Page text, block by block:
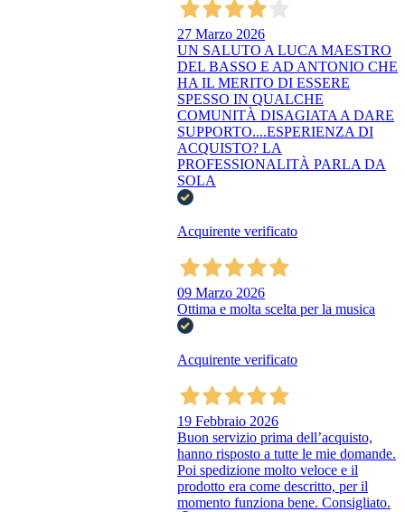
27 Marzo 2026
UN SALUTO A LUCA MAESTRO
DEL BASSO E AD ANTONIO CHE
HA IL MERITO DI ESSERE
SPESSO IN QUALCHE
COMUNITÀ DISAGIATA A DARE
SUPPORTO....ESPERIENZA DI
ACQUISTO? LA
PROFESSIONALITÀ PARLA DA
SOLA
Acquirente verificato
09 Marzo 2026
Ottima e molta scelta per la musica
Acquirente verificato
19 Febbraio 2026
Buon servizio prima dell’acquisto,
hanno risposto a tutte le mie domande.
Poi spedizione molto veloce e il
prodotto era come descritto, per il
momento funziona bene. Consigliato.